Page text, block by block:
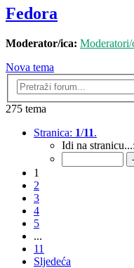
Fedora
Moderator/ica: Moderatori/
Nova tema
275 tema
Stranica: 1/11.
Idi na stranicu...:
1
2
3
4
5
...
11
Sljedeća